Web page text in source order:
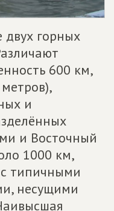
горных
600 км,
и
и Восточный
1000 км,
типичными
несущими